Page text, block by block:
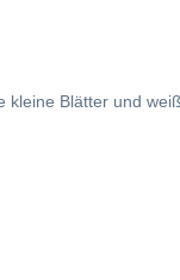
Blätter und